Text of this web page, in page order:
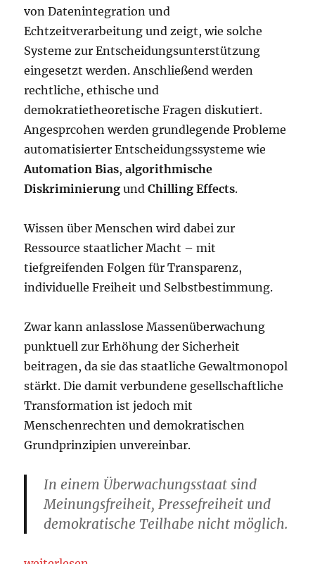
von Datenintegration und
Echtzeitverarbeitung und zeigt, wie solche
Systeme zur Entscheidungsunterstützung
eingesetzt werden. Anschließend werden
rechtliche, ethische und
demokratietheoretische Fragen diskutiert.
Angesprcohen werden grundlegende Probleme
automatisierter Entscheidungssysteme wie
Automation Bias,algorithmische
Diskriminierung undChilling Effects.
Wissen über Menschen wird dabei zur
Ressource staatlicher Macht – mit
tiefgreifenden Folgen für Transparenz,
individuelle Freiheit und Selbstbestimmung.
Zwar kann anlasslose Massenüberwachung
punktuell zur Erhöhung der Sicherheit
beitragen, da sie das staatliche Gewaltmonopol
stärkt. Die damit verbundene gesellschaftliche
Transformation ist jedoch mit
Menschenrechten und demokratischen
Grundprinzipien unvereinbar.
In einem Überwachungsstaat sind
Meinungsfreiheit, Pressefreiheit und
demokratische Teilhabe nicht möglich.